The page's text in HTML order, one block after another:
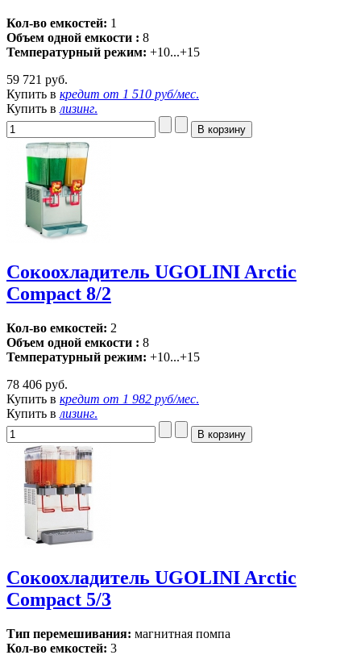
Кол-во емкостей: 1
Объем одной емкости : 8
Температурный режим: +10...+15
59 721 руб.
Купить в кредит от 1 510 руб/мес.
Купить в лизинг.
Сокоохладитель UGOLINI Arctic
Compact 8/2
Кол-во емкостей: 2
Объем одной емкости : 8
Температурный режим: +10...+15
78 406 руб.
Купить в кредит от 1 982 руб/мес.
Купить в лизинг.
Сокоохладитель UGOLINI Arctic
Compact 5/3
Тип перемешивания: магнитная помпа
Кол-во емкостей: 3